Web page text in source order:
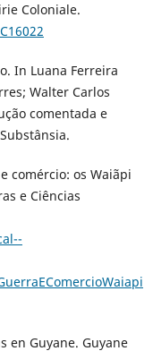
Coloniale.
In Luana Ferreira
Walter Carlos
comentada e
comércio: os Waiãpi
e Ciências
en Guyane. Guyane